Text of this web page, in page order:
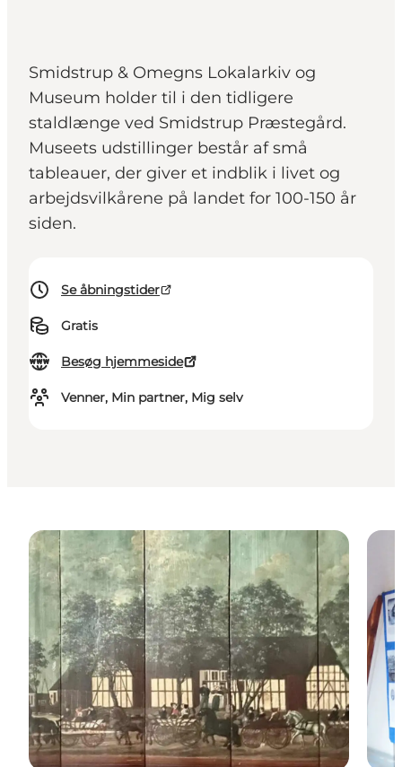
Smidstrup & Omegns Lokalarkiv og
Museum holder til i den tidligere
staldlænge ved Smidstrup Præstegård.
Museets udstillinger består af små
tableauer, der giver et indblik i livet og
arbejdsvilkårene på landet for 100-150 år
siden.
Se åbningstider
Gratis
Besøg hjemmeside
Venner, Min partner, Mig selv